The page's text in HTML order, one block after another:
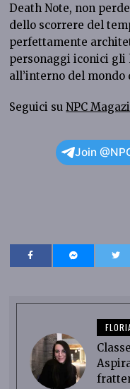
Death Note, non
dello scorrere del
perfettamente
personaggi iconici gli
all’interno del
Seguici suNPC
Join